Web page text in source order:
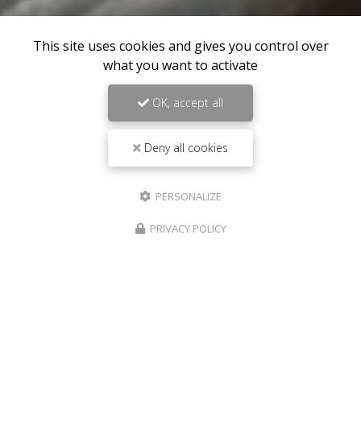
This site uses cookies and gives you control over
what you want to activate
OK, accept all
Deny all cookies
PERSONALIZE
PRIVACY POLICY